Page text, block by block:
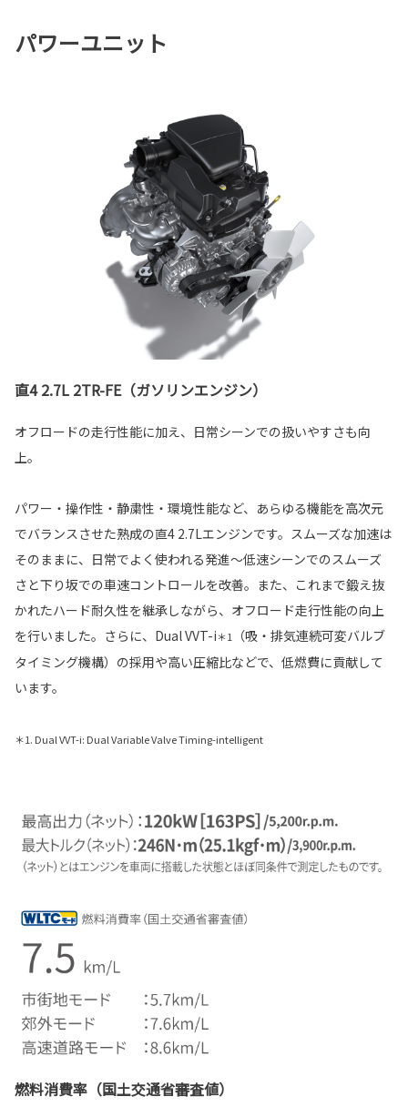
パワーユニット
直4 2.7L 2TR-FE（ガソリンエンジン）
オフロードの走行性能に加え、日常シーンでの扱いやすさも向
上。
パワー・操作性・静粛性・環境性能など、あらゆる機能を高次元
でバランスさせた熟成の直4 2.7Lエンジンです。スムーズな加速は
そのままに、日常でよく使われる発進〜低速シーンでのスムーズ
さと下り坂での車速コントロールを改善。また、これまで鍛え抜
かれたハード耐久性を継承しながら、オフロード走行性能の向上
を行いました。さらに、Dual VVT-i＊1
（吸・排気連続可変バルブ
タイミング機構）の採用や高い圧縮比などで、低燃費に貢献して
います。
＊1. Dual VVT-i: Dual Variable Valve Timing-intelligent
燃料消費率（国土交通省審査値）